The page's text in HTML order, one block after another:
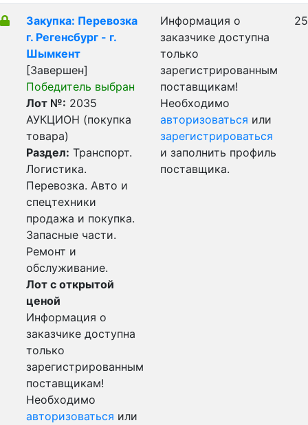
Закупка: Перевозка
г. Регенсбург - г.
Шымкент
[Завершен]
Победитель выбран
Лот №: 2035
АУКЦИОН (покупка
товара)
Раздел: Транспорт.
Логистика.
Перевозка. Авто и
спецтехники
продажа и покупка.
Запасные части.
Ремонт и
обслуживание.
Лот с открытой
ценой
Информация о
заказчике доступна
только
зарегистрированным
поставщикам!
Необходимо
авторизоваться или
Информация о
заказчике доступна
только
зарегистрированным
поставщикам!
Необходимо
авторизоваться или
зарегистрироваться
и заполнить профиль
поставщика.